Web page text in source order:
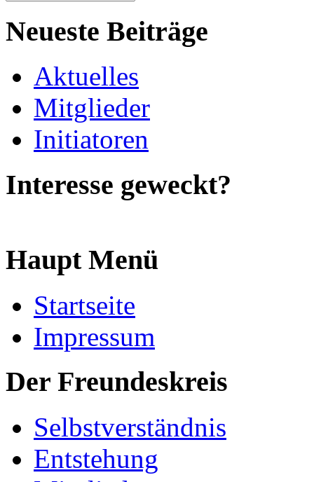
Neueste Beiträge
Aktuelles
Mitglieder
Initiatoren
Interesse geweckt?
Haupt Menü
Startseite
Impressum
Der Freundeskreis
Selbstverständnis
Entstehung